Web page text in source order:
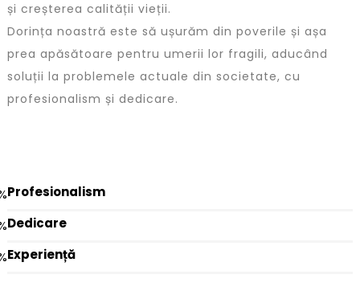
și creșterea calității vieții.
Dorința noastră este să ușurăm din poverile și așa
prea apăsătoare pentru umerii lor fragili, aducând
soluții la problemele actuale din societate, cu
profesionalism și dedicare.
Profesionalism
Dedicare
Experiență